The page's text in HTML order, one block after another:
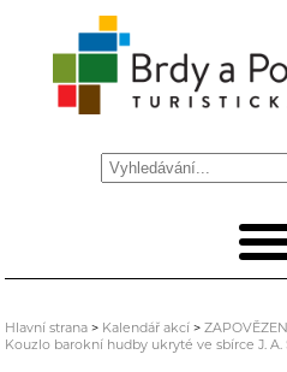
Hlavní strana > Kalendář akcí >
Kouzlo barokní hudby ukryté ve sbírce J. A.